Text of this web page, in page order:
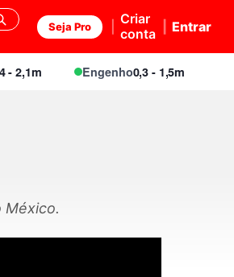
Seja Pro
Criar
conta
Entrar
Engenho0,3 - 1,5m
México.